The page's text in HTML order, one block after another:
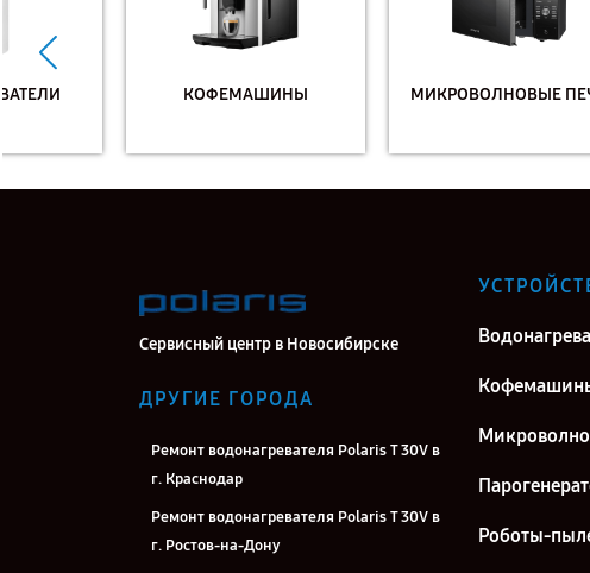
КОФЕМАШИНЫ МИКРОВОЛНОВЫЕ ПЕЧИ
Сервисный центр в Новосибирске
ДРУГИЕ ГОРОДА
Ремонт водонагревателя Polaris T 30V в
г. Краснодар
Ремонт водонагревателя Polaris T 30V в
г. Ростов-на-Дону
Роботы-